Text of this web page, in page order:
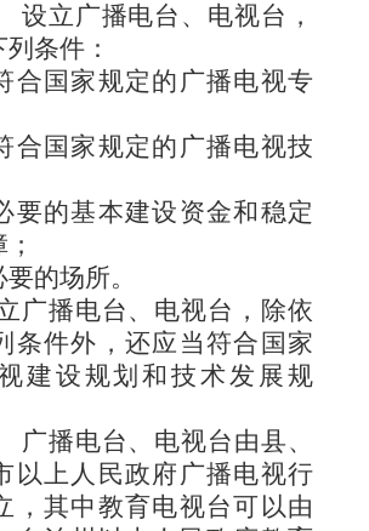
设立广播电台 、电视台，
条件：
合国家规定的广播电视专
合国家规定的广播电视技
要的基本建设资金和稳定
的场所。
广播电台、电视台，除依
条件外，还应当符合国家
建设规划和技术发展规
广播电台、电视台由县、
以上人民政府广播电视行
，其中教育电视台可以由